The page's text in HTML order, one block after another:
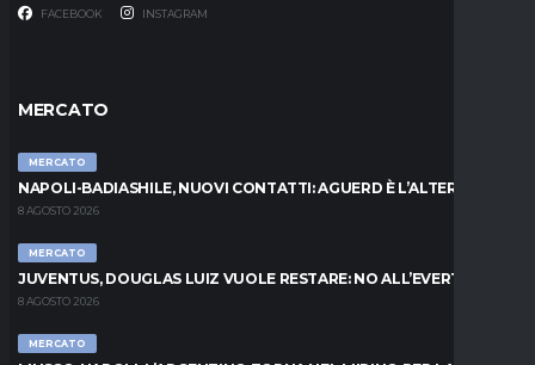
FACEBOOK INSTAGRAM
MERCATO
MERCATO
NAPOLI-BADIASHILE, NUOVI CONTATTI: AGUERD È L’ALTERNATIVA
8 AGOSTO 2026
MERCATO
JUVENTUS, DOUGLAS LUIZ VUOLE RESTARE: NO ALL’EVERTON
8 AGOSTO 2026
MERCATO